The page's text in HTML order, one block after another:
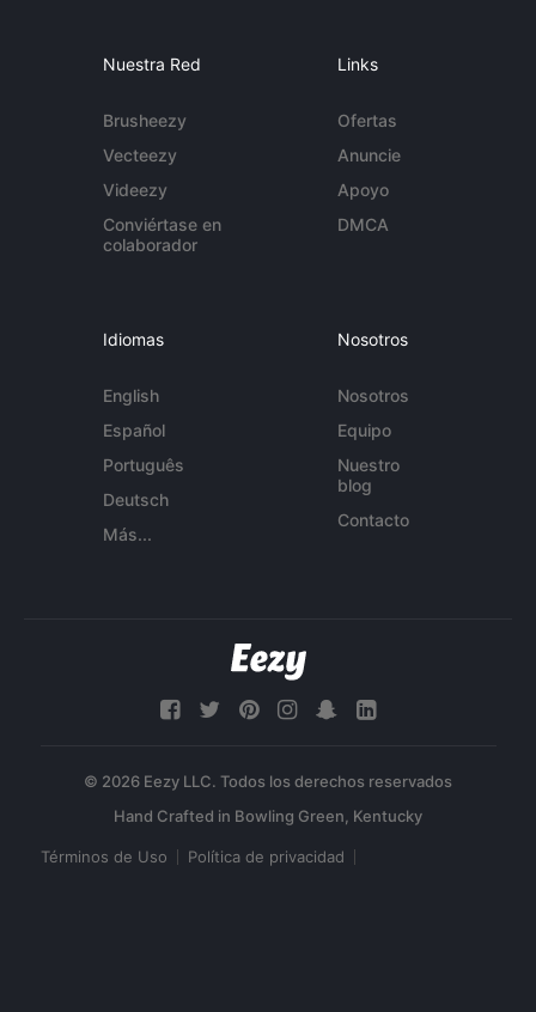
Nuestra Red
Brusheezy
Vecteezy
Videezy
Conviértase en
colaborador
Links
Ofertas
Anuncie
Apoyo
DMCA
Idiomas
English
Español
Português
Deutsch
Más...
Nosotros
Nosotros
Equipo
Nuestro
blog
Contacto
© 2026 Eezy LLC. Todos los derechos reservados
Términos de Uso Política de privacidad